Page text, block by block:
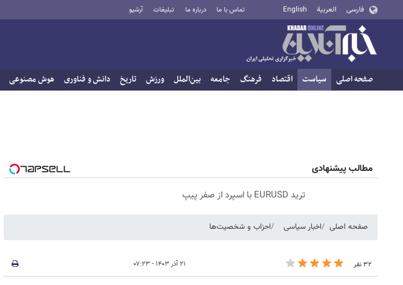
فارسی العربية English تماس با ما درباره ما تبلیغات آرشیو
صفحه اصلی سیاست اقتصاد فرهنگ جامعه بین‌الملل ورزش تاریخ دانش و فناوری هوش مصنوعی
مطالب پیشنهادی
ترید EURUSD با اسپرد از صفر پیپ
صفحه اصلی اخبار سیاسی احزاب و شخصیت‌ها
۳۲ نفر ۲۱ آذر ۱۴۰۳ - ۰۷:۲۳